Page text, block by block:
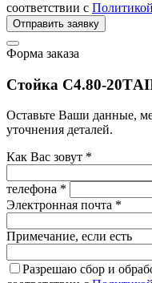
соответствии с
Отправить заявку
Форма заказа
Стойка С4.80-
Оставьте Ваши данные,
уточнения деталей.
Как Вас зовут *
телефона *
Электронная почта *
Примечание, если есть
Разрешаю сбор и